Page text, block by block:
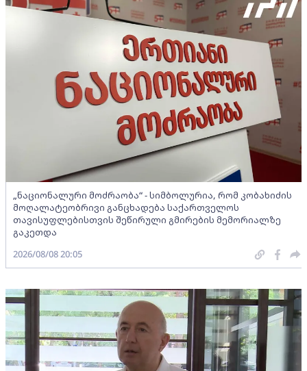
„ნაციონალური მოძრაობა“ - სიმბოლურია, რომ კობახიძის
მოღალატეობრივი განცხადება საქართველოს
თავისუფლებისთვის შეწირული გმირების მემორიალზე
გაკეთდა
2026/08/08 20:05